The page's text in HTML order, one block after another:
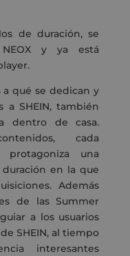
de duración, se
y ya está
a qué se dedican y
a SHEIN, también
dentro de casa.
cada
una
en la que
Además
de las Summer
a los usuarios
SHEIN, al tiempo
interesantes